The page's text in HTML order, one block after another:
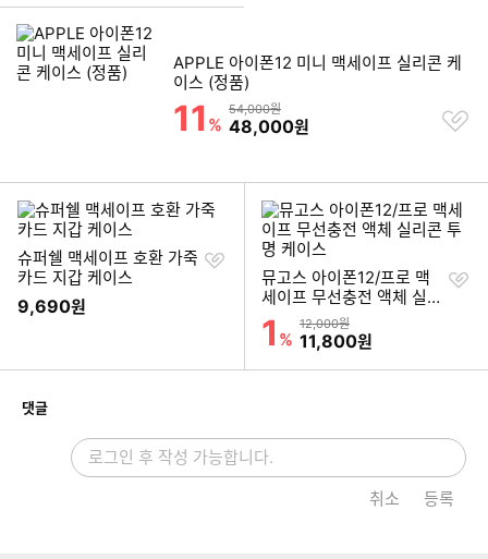
APPLE 아이폰12 미니 맥세이프 실리콘 케
이스 (정품)
할인률
11 %
상품금액
54,000원
할인금액
48,000원
찜
하
슈퍼쉘 맥세이프 호환 가죽
카드 지갑 케이스
9,690원
찜
뮤고스 아이폰12/프로 맥
세이프 무선충전 액체 실리
콘 투명 케이스
할인률
1 %
상품금액
12,000원
할인금액
11,800원
찜
댓글개
취소 등록